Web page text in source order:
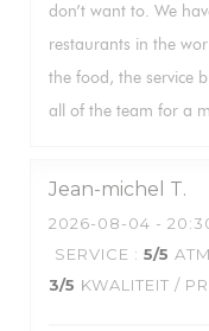
don’t want to. We
restaurants in the
the food, the service
all of the team for a
Jean-michel T
2026-08-04 -
SERVICE : 5/5
3/5 KWALITEIT /